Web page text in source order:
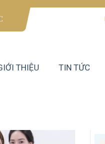
THIỆU TIN TỨC